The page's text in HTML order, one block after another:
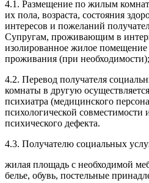
4.1. Размещение по жилым
их пола, возраста, состояния
интересов и пожеланий
Супругам, проживающим в
изолированное жилое помещение
проживания (при необходимости);
4.2. Перевод получателя
комнаты в другую
психиатра (медицинского
психологической совместимости
психического дефекта.
4.3. Получателю социальных
жилая площадь с необходимой
белье, обувь, постельные